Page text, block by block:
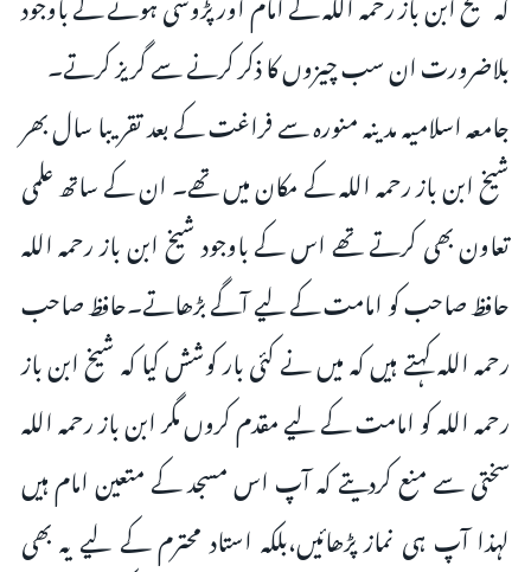
بلاضرورت ان سب چیزوں کا ذکر کرنے سے گریز کرتے۔
جامعہ اسلامیہ مدینہ منورہ سے فراغت کے بعد تقریبا سال بھر
شیخ ابن باز رحمہ اللہ کے مکان میں تھے۔ ان کے ساتھ علمی
تعاون بھی کرتے تھے اس کے باوجود شیخ ابن باز رحمہ اللہ
حافظ صاحب کو امامت کے لیے آگے بڑھاتے۔حافظ صاحب
رحمہ اللہ کہتے ہیں کہ میں نے کئی بار کوشش کیا کہ شیخ ابن باز
رحمہ اللہ کو امامت کے لیے مقدم کروں مگر ابن باز رحمہ اللہ
سختی سے منع کرديتے کہ آپ اس مسجد کے متعین امام ہیں
لہذا آپ ہی نماز پڑھائیں،بلکہ استاد محترم کے لیے یہ بھی